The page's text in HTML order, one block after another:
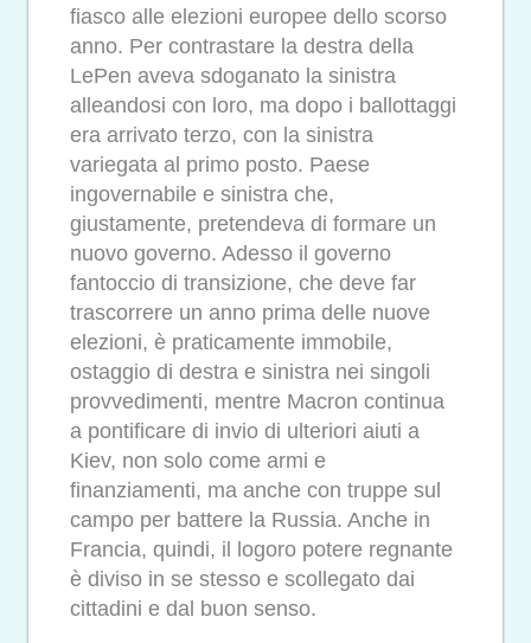
fiasco alle elezioni europee dello scorso
anno. Per contrastare la destra della
LePen aveva sdoganato la sinistra
alleandosi con loro, ma dopo i ballottaggi
era arrivato terzo, con la sinistra
variegata al primo posto. Paese
ingovernabile e sinistra che,
giustamente, pretendeva di formare un
nuovo governo. Adesso il governo
fantoccio di transizione, che deve far
trascorrere un anno prima delle nuove
elezioni, è praticamente immobile,
ostaggio di destra e sinistra nei singoli
provvedimenti, mentre Macron continua
a pontificare di invio di ulteriori aiuti a
Kiev, non solo come armi e
finanziamenti, ma anche con truppe sul
campo per battere la Russia. Anche in
Francia, quindi, il logoro potere regnante
è diviso in se stesso e scollegato dai
cittadini e dal buon senso.